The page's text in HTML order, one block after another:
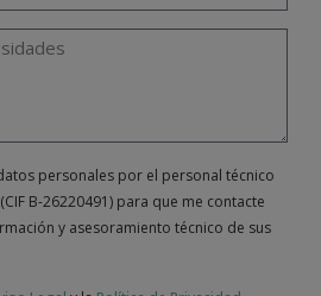
personales por el personal técnico
B-26220491) para que me contacte
y asesoramiento técnico de sus